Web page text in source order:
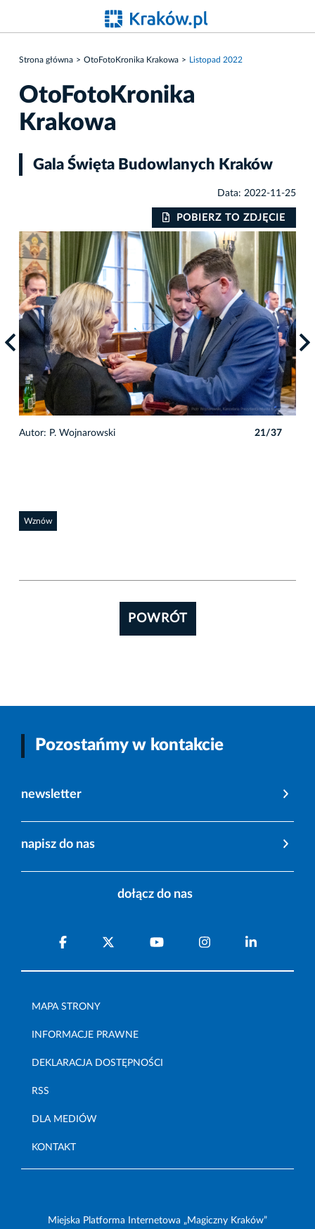
Strona główna OtoFotoKronika Krakowa Listopad 2022
OtoFotoKronika
Krakowa
Gala Święta Budowlanych Kraków
Data: 2022-11-25
POBIERZ TO ZDJĘCIE
Autor: P. Wojnarowski 21/37
Wznów
POWRÓT
Pozostańmy w kontakcie
newsletter
napisz do nas
dołącz do nas
MAPA STRONY
INFORMACJE PRAWNE
DEKLARACJA DOSTĘPNOŚCI
RSS
DLA MEDIÓW
KONTAKT
Miejska Platforma Internetowa „Magiczny Kraków”